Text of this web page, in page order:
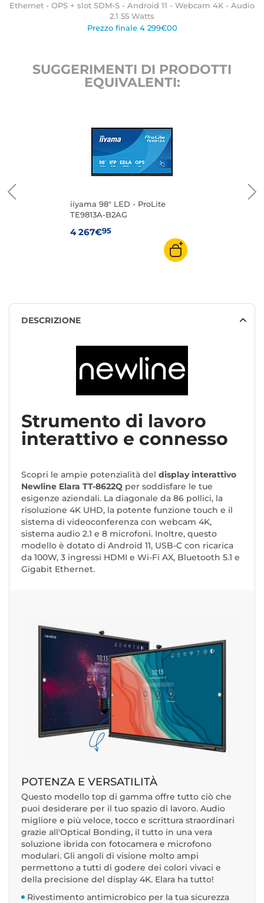
Ethernet - OPS + slot SDM-S - Android 11 - Webcam 4K - Audio
2.1 55 Watts
Prezzo finale 4 299€00
SUGGERIMENTI DI PRODOTTI
EQUIVALENTI:
iiyama 98" LED - ProLite
TE9813A-B2AG
4 267€95
DESCRIZIONE
Strumento di lavoro
interattivo e connesso
Scopri le ampie potenzialità del display interattivo
Newline Elara TT-8622Q per soddisfare le tue
esigenze aziendali. La diagonale da 86 pollici, la
risoluzione 4K UHD, la potente funzione touch e il
sistema di videoconferenza con webcam 4K,
sistema audio 2.1 e 8 microfoni. Inoltre, questo
modello è dotato di Android 11, USB-C con ricarica
da 100W, 3 ingressi HDMI e Wi-Fi AX, Bluetooth 5.1 e
Gigabit Ethernet.
POTENZA E VERSATILITÀ
Questo modello top di gamma offre tutto ciò che
puoi desiderare per il tuo spazio di lavoro. Audio
migliore e più veloce, tocco e scrittura straordinari
grazie all'Optical Bonding, il tutto in una vera
soluzione ibrida con fotocamera e microfono
modulari. Gli angoli di visione molto ampi
permettono a tutti di godere dei colori vivaci e
della precisione del display 4K. Elara ha tutto!
Rivestimento antimicrobico per la tua sicurezza